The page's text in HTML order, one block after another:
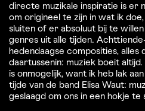
directe muzikale inspiratie is er
om origineel te zijn in wat ik
sluiten of er absoluut bij te
genres uit alle tijden.
hedendaagse composities, alles
daartussenin: muziek boeit
is onmogelijk, want ik heb lak
tijde van de band Elisa Waut:
geslaagd om ons in een hokje te